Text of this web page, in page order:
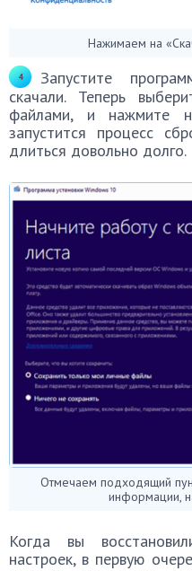
Нажимаем на
Запустите
скачали. Теперь
файлами, и нажмите
запустится процесс
длиться довольно долго.
Отмечаем подходящий
информации,
Когда вы
настроек, в первую